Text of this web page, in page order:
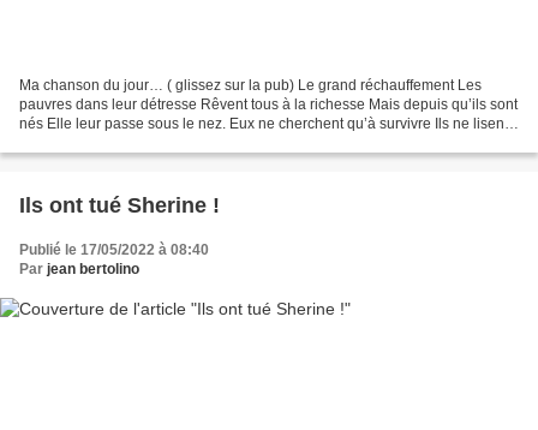
Ma chanson du jour… ( glissez sur la pub) Le grand réchauffement Les
pauvres dans leur détresse Rêvent tous à la richesse Mais depuis qu’ils sont
nés Elle leur passe sous le nez. Eux ne cherchent qu’à survivre Ils ne lisent
Ils ont tué Sherine !
Publié le 17/05/2022 à 08:40
Par jean bertolino